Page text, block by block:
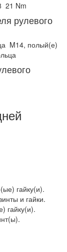
21 Nm
рулевого
M14, полый(е)
гайку(и).
и гайки.
гайку(и).